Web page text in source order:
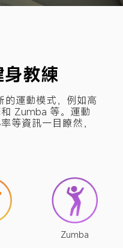
教練
的運動模式，例如高
Zumba 等。運動
等資訊一目瞭然，
Zumba